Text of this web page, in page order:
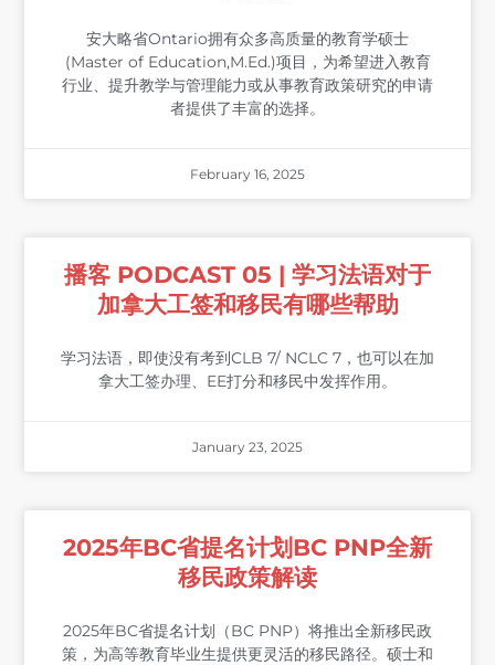
安大略省Ontario拥有众多高质量的教育学硕士
(Master of Education,M.Ed.)项目，为希望进入教育
行业、提升教学与管理能力或从事教育政策研究的申请
者提供了丰富的选择。
February 16, 2025
播客 PODCAST 05 | 学习法语对于
加拿大工签和移民有哪些帮助
学习法语，即使没有考到CLB 7/ NCLC 7，也可以在加
拿大工签办理、EE打分和移民中发挥作用。
January 23, 2025
2025年BC省提名计划BC PNP全新
移民政策解读
2025年BC省提名计划（BC PNP）将推出全新移民政
策，为高等教育毕业生提供更灵活的移民路径。硕士和